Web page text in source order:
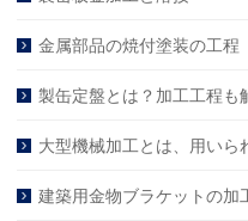
金属部品の焼付塗装の工程
製缶定盤とは？加工工程も
大型機械加工とは、用いら
建築用金物ブラケットの加